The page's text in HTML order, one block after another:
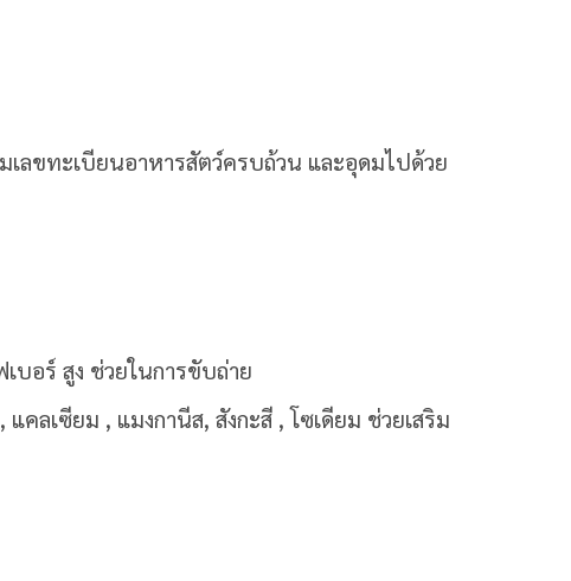
เลขทะเบียนอาหารสัตว์ครบถ้วน และอุดมไปด้วย
บอร์ สูง ช่วยในการขับถ่าย
ลเซียม , แมงกานีส, สังกะสี , โซเดียม ช่วยเสริม